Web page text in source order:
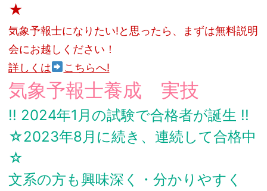
★
気象予報士になりたい!と思ったら、まずは無料説明
会にお越しください！
詳しくは
こちらへ!
気象予報士養成 実技
!! 2024年1月の試験で合格者が誕生 !!
☆2023年8月に続き、連続して合格中
☆
文系の方も興味深く・分かりやすく